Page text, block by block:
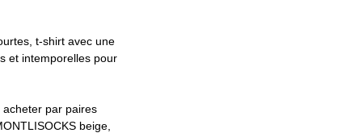
t-shirt avec une
et intemporelles pour
par paires
beige,